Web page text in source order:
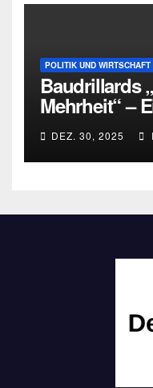
POLITIK UND WIRTSCHAFT
Baudrillards
Mehrheit“ –
heute
DEZ. 30, 2025